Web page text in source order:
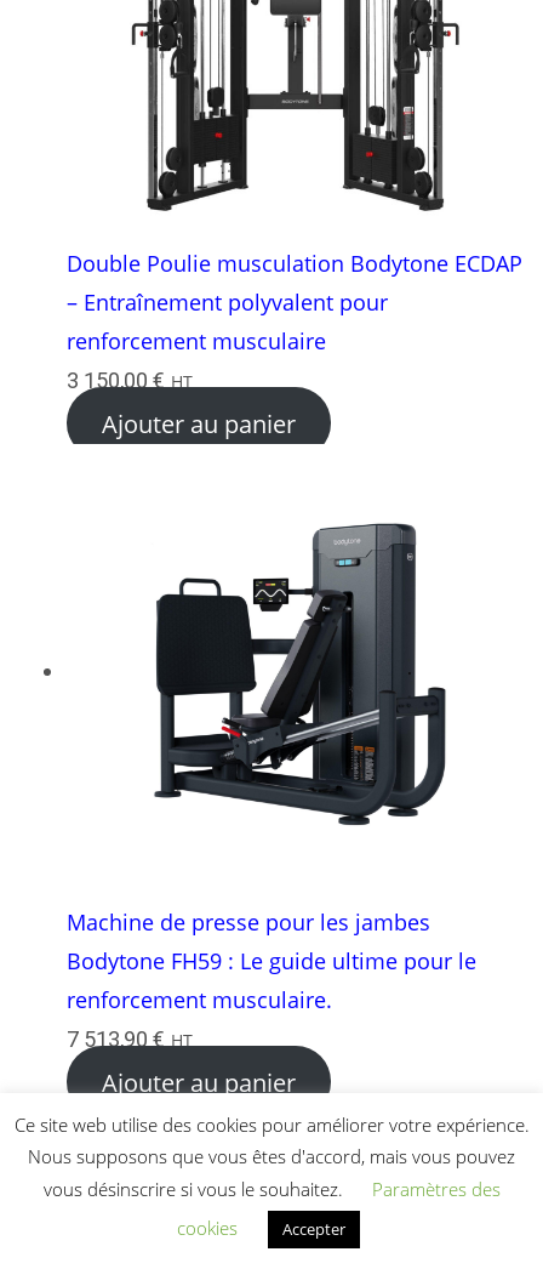
Double Poulie musculation Bodytone ECDAP
– Entraînement polyvalent pour
renforcement musculaire
3 150,00 € HT
Ajouter au panier
Machine de presse pour les jambes
Bodytone FH59 : Le guide ultime pour le
renforcement musculaire.
7 513,90 € HT
Ajouter au panier
Ce site web utilise des cookies pour améliorer votre expérience.
Nous supposons que vous êtes d'accord, mais vous pouvez
vous désinscrire si vous le souhaitez.
Paramètres des
cookies
Accepter